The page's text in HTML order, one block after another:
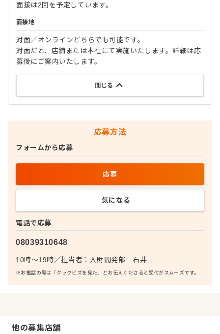
面接は2回を予定しています。
面接地
対面／オンラインどちらでも可能です。
対面だと、店舗または本社にて実施いたします。詳細は応
募後にご案内いたします。
閉じる
応募方法
電話で応募
08039310648
10時～19時／担当者： 人財開発部 石井
※お電話の際は「クックビズを見た」とお伝えくださると受付がスムーズです。
フォームから応募
応募
気になる
他の募集店舗